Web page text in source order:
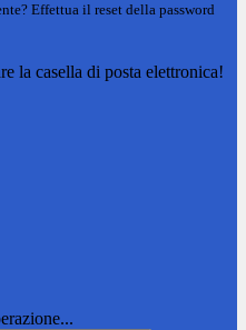
Effettua il reset della password
la casella di posta elettronica!